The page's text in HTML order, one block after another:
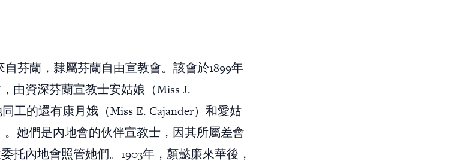
自芬蘭，隸屬芬蘭自由宣教會。該會於1899年
由資深芬蘭宣教士安姑娘（Miss J.
工的還有康月娥（Miss E. Cajander）和愛姑
。她們是內地會的伙伴宣教士，因其所屬差會
托內地會照管她們。1903年，顏懿廉來華後，